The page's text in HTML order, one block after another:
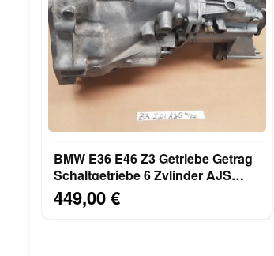
BMW E36 E46 Z3 Getriebe Getrag
Schaltgetriebe 6 Zylinder AJS
1434410 ABHOLUNG
449,00 €